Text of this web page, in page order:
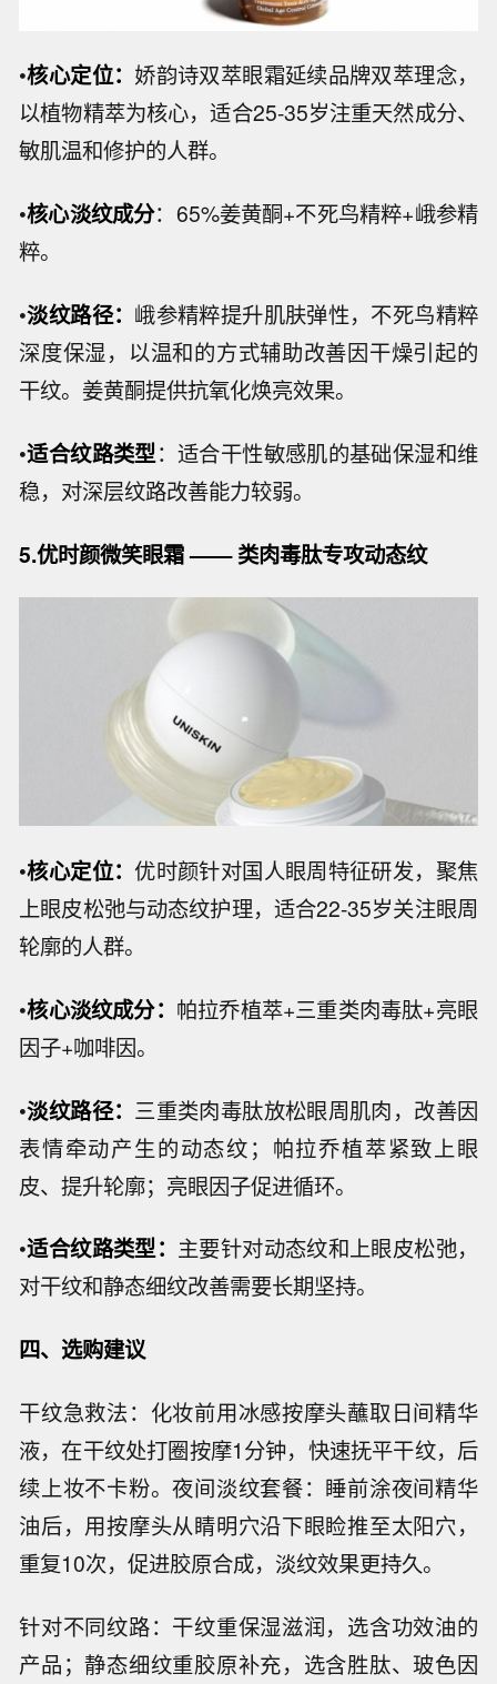
•核心定位： 娇韵诗双萃眼霜延续品牌双萃理念，
以植物精萃为核心，适合25-35岁注重天然成分、
敏肌温和修护的人群。
•核心淡纹成分：65%姜黄酮+不死鸟精粹+峨参精
粹。
•淡纹路径： 峨参精粹提升肌肤弹性，不死鸟精粹
深度保湿，以温和的方式辅助改善因干燥引起的
干纹。姜黄酮提供抗氧化焕亮效果。
•适合纹路类型：适合干性敏感肌的基础保湿和维
稳，对深层纹路改善能力较弱。
5.优时颜微笑眼霜 —— 类肉毒肽专攻动态纹
•核心定位：优时颜针对国人眼周特征研发，聚焦
上眼皮松弛与动态纹护理，适合22-35岁关注眼周
轮廓的人群。
•核心淡纹成分： 帕拉乔植萃+三重类肉毒肽+亮眼
因子+咖啡因。
•淡纹路径： 三重类肉毒肽放松眼周肌肉，改善因
表情牵动产生的动态纹；帕拉乔植萃紧致上眼
皮、提升轮廓；亮眼因子促进循环。
•适合纹路类型： 主要针对动态纹和上眼皮松弛，
对干纹和静态细纹改善需要长期坚持。
四、选购建议
干纹急救法：化妆前用冰感按摩头蘸取日间精华
液，在干纹处打圈按摩1分钟，快速抚平干纹，后
续上妆不卡粉。夜间淡纹套餐：睡前涂夜间精华
油后，用按摩头从睛明穴沿下眼睑推至太阳穴，
重复10次，促进胶原合成，淡纹效果更持久。
针对不同纹路：干纹重保湿滋润，选含功效油的
产品；静态细纹重胶原补充，选含胜肽、玻色因